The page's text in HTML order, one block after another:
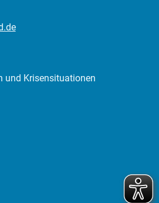
und Krisensituationen